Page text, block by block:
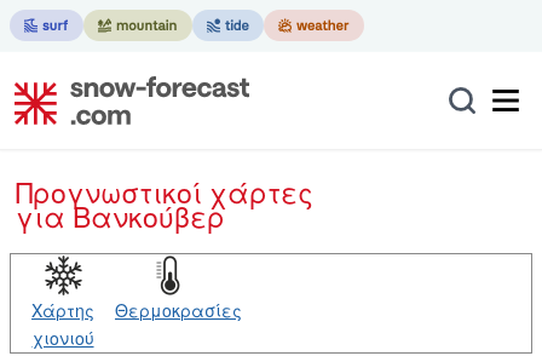
Προγνωστικοί χάρτες
για Βανκούβερ
Χάρτης
χιονιού
Θερμοκρασίες